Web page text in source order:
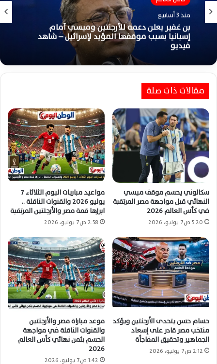
كاس العالم
منذ 3 أسابيع
بن غفير يعلن دعمه للأرجنتين وميسي أمام
إسبانيا بسبب موقفها المؤيد لإسرائيل – شاهد
فيديو
اخبار الرياضة العالمية
منذ 3 أسابيع
ميسي يقود الأرجنتين أمام إسبانيا في نهائي
كأس العالم بتشكيل رسمي تاريخي
مقالات ذات صلة
سكالوني يحسم موقف ميسي
النهائي قبل مواجهة مصر المرتقبة
في كأس العالم 2026
5:20 ص7 يوليو، 2026
مواعيد مباريات اليوم الثلاثاء 7
يوليو 2026 والقنوات الناقلة ..
ابرزها قمة مصر والأرجنتين المرتقبة
2:58 ص7 يوليو، 2026
حسام حسن يتحدى الأرجنتين ويؤكد
منتخب مصر قادر على إسعاد
الجماهير وتحقيق المفاجأة
2:12 ص7 يوليو، 2026
موعد مباراة مصر والأرجنتين
والقنوات الناقلة في مواجهة
الحسم بثمن نهائي كأس العالم
2026
1:42 ص7 يوليو، 2026